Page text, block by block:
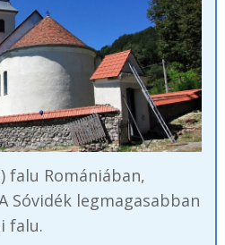
falu Romániában,
Sóvidék legmagasabban
falu.